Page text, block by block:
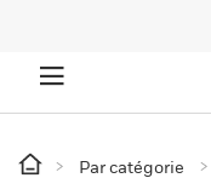
Par catégorie